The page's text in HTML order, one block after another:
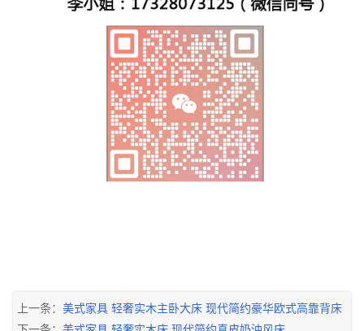
上一条： 美式家具 轻奢实木主卧大床 现代简约豪华欧式高靠背床